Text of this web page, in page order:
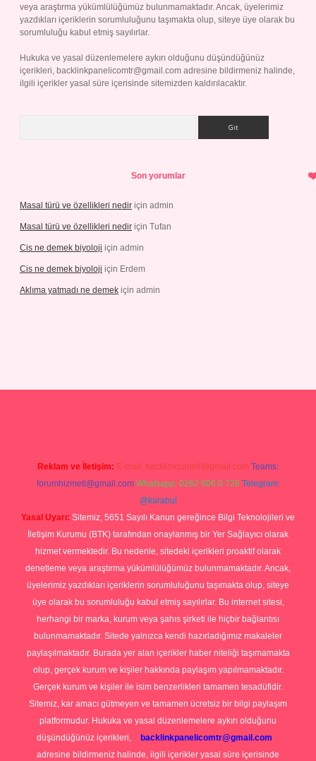
veya araştırma yükümlülüğümüz bulunmamaktadır. Ancak, üyelerimiz
yazdıkları içeriklerin sorumluluğunu taşımakta olup, siteye üye olarak bu
sorumluluğu kabul etmiş sayılırlar.
Hukuka ve yasal düzenlemelere aykırı olduğunu düşündüğünüz
içerikleri, backlinkpanelicomtr@gmail.com adresine bildirmeniz halinde,
ilgili içerikler yasal süre içerisinde sitemizden kaldırılacaktır.
Son yorumlar
Masal türü ve özellikleri nedir için admin
Masal türü ve özellikleri nedir için Tufan
Cis ne demek biyoloji için admin
Cis ne demek biyoloji için Erdem
Aklıma yatmadı ne demek için admin
Reklam ve İletişim: E-mail: backlinkpaneli@gmail.com Teams:
forumhizmeti@gmail.com Whatsapp: 0262 606 0 726 Telegram:
@karabul
Yasal Uyarı: Sitemiz, 5651 Sayılı Kanun gereğince Bilgi Teknolojileri ve
İletişim Kurumu (BTK) tarafından onaylanmış bir Yer Sağlayıcı olarak
hizmet vermektedir. Bu nedenle, sitedeki içerikleri proaktif olarak
denetleme veya araştırma yükümlülüğümüz bulunmamaktadır. Ancak,
üyelerimiz yazdıkları içeriklerin sorumluluğunu taşımakta olup, siteye
üye olarak bu sorumluluğu kabul etmiş sayılırlar. Bu internet sitesi,
herhangi bir marka, kurum veya şahıs şirketi ile hiçbir bağlantısı
bulunmamaktadır. Sitede yalnızca kendi hazırladığımız makaleler
paylaşılmaktadır. Burada yer alan içerikler haber niteliği taşımamakta
olup, gerçek kurum ve kişiler hakkında paylaşım yapılmamaktadır.
Gerçek kurum ve kişiler ile isim benzerlikleri tamamen tesadüfidir.
Sitemiz, kar amacı gütmeyen ve tamamen ücretsiz bir bilgi paylaşım
platformudur. Hukuka ve yasal düzenlemelere aykırı olduğunu
düşündüğünüz içerikleri,
backlinkpanelicomtr@gmail.com
adresine bildirmeniz halinde, ilgili içerikler yasal süre içerisinde